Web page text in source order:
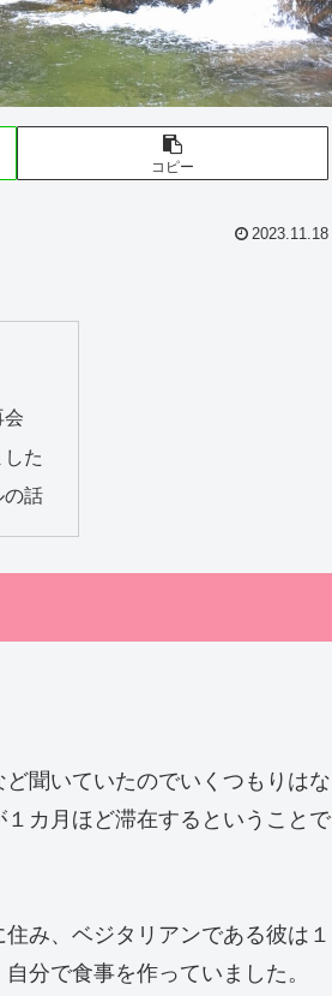
コピー
2023.11.18
会
た
の話
聞いていたのでいくつもりはな
カ月ほど滞在するということで
み、ベジタリアンである彼は１
分で食事を作っていました。